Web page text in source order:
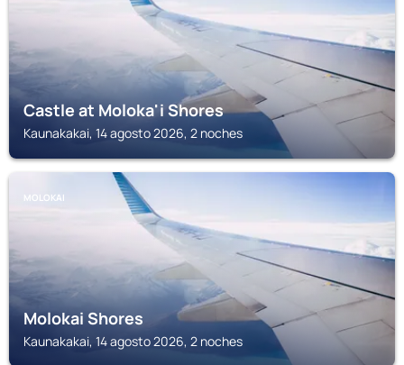
Castle at Moloka'i Shores
Kaunakakai, 14 agosto 2026, 2 noches
MOLOKAI
Molokai Shores
Kaunakakai, 14 agosto 2026, 2 noches